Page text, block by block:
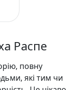
Распе
повну
які тим чи